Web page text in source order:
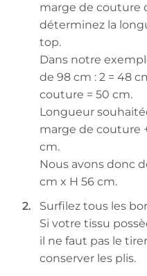
marge de couture
déterminez la
top.
Dans notre
de 98 cm : 2 = 48
couture = 50 cm.
Longueur
marge de couture
cm.
Nous avons donc
cm x H 56 cm.
Surfilez tous les
Si votre tissu
il ne faut pas le
conserver les plis.